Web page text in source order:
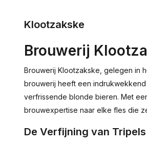
Klootzakske
Brouwerij
Brouwerij Klootzakske, gelegen in
brouwerij heeft een
verfrissende blonde bieren. Met
brouwexpertise naar elke fles die
De Verfijning van Tripels